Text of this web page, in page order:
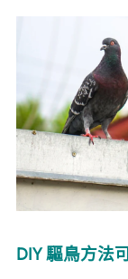
DIY 驅鳥方法